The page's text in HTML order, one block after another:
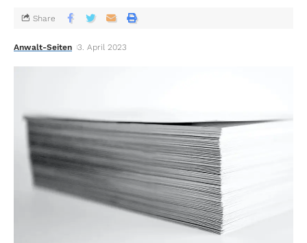
Anwalt-Seiten 3. April 2023
Share